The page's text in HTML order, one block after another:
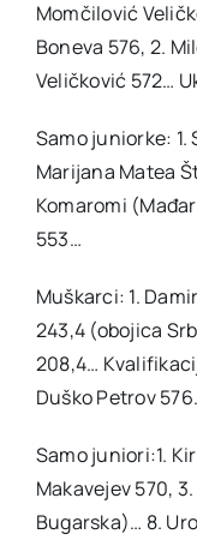
Momčilović
Boneva 576, 2.
Veličković 572…
Samo juniorke: 1.
Marijana Matea
Komaromi
553…
Muškarci: 1.
243,4 (obojica
208,4…
Duško Petrov
Samo juniori:1.
Makavejev 570,
Bugarska)… 8.